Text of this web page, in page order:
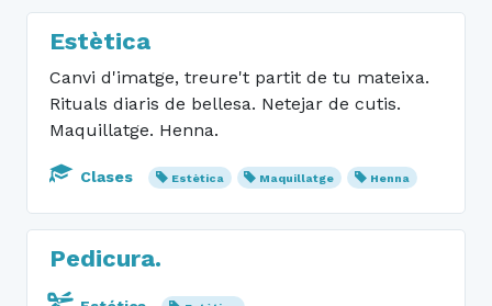
Estètica
Canvi d'imatge, treure't partit de tu mateixa.
Rituals diaris de bellesa. Netejar de cutis.
Maquillatge. Henna.
Clases Estètica Maquillatge Henna
Pedicura.